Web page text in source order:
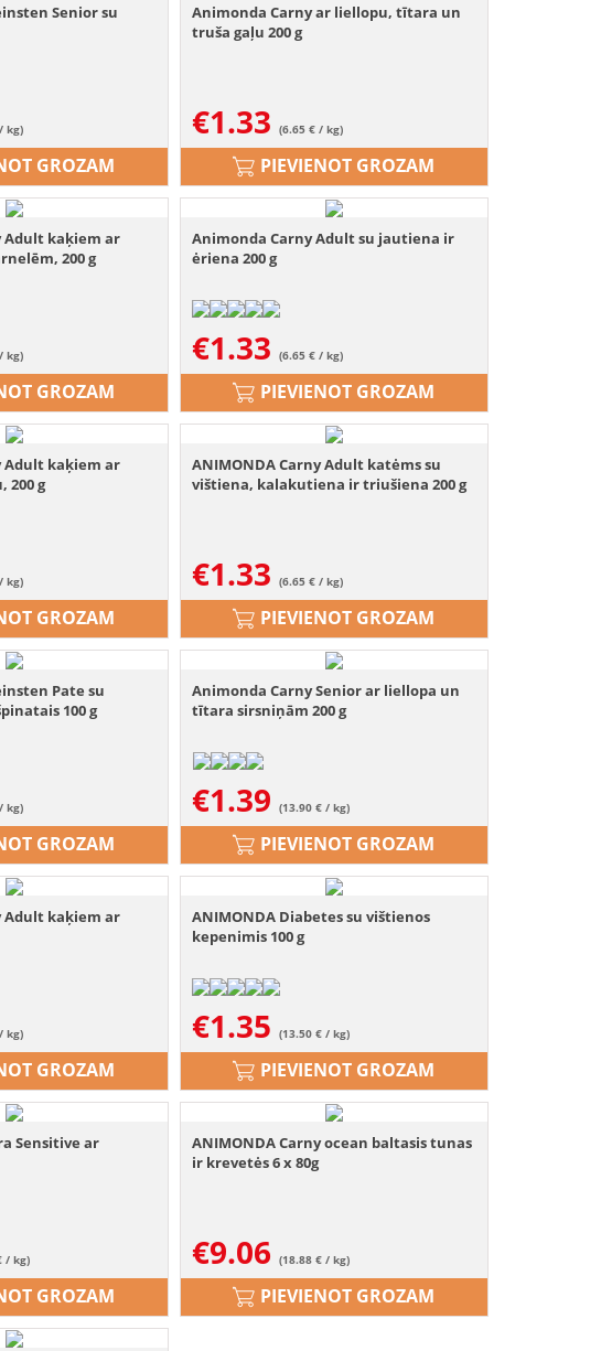
Senior su
kg)
GROZAM
Animonda Carny ar liellopu, tītara un
truša gaļu 200 g
€1.33 (6.65 € / kg)
PIEVIENOT GROZAM
Adult kaķiem ar
200 g
kg)
GROZAM
Animonda Carny Adult su jautiena ir
ėriena 200 g
€1.33 (6.65 € / kg)
PIEVIENOT GROZAM
Adult kaķiem ar
200 g
kg)
GROZAM
ANIMONDA Carny Adult katėms su
vištiena, kalakutiena ir triušiena 200 g
€1.33 (6.65 € / kg)
PIEVIENOT GROZAM
Pate su
100 g
kg)
GROZAM
Animonda Carny Senior ar liellopa un
tītara sirsniņām 200 g
€1.39 (13.90 € / kg)
PIEVIENOT GROZAM
Adult kaķiem ar
kg)
GROZAM
ANIMONDA Diabetes su vištienos
kepenimis 100 g
€1.35 (13.50 € / kg)
PIEVIENOT GROZAM
Sensitive ar
/ kg)
GROZAM
ANIMONDA Carny ocean baltasis tunas
ir krevetės 6 x 80g
€9.06 (18.88 € / kg)
PIEVIENOT GROZAM